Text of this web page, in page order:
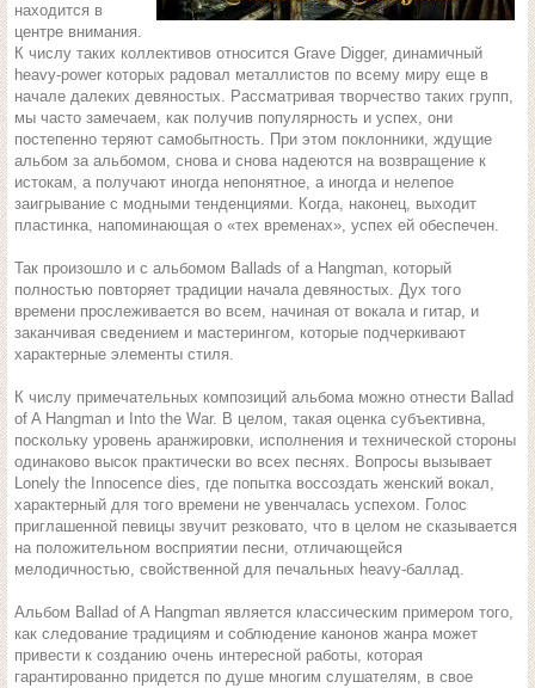
находится в
центре внимания.
К числу таких коллективов относится Grave Digger, динамичный
heavy-power которых радовал металлистов по всему миру еще в
начале далеких девяностых. Рассматривая творчество таких групп,
мы часто замечаем, как получив популярность и успех, они
постепенно теряют самобытность. При этом поклонники, ждущие
альбом за альбомом, снова и снова надеются на возвращение к
истокам, а получают иногда непонятное, а иногда и нелепое
заигрывание с модными тенденциями. Когда, наконец, выходит
пластинка, напоминающая о «тех временах», успех ей обеспечен.
Так произошло и с альбомом Ballads of a Hangman, который
полностью повторяет традиции начала девяностых. Дух того
времени прослеживается во всем, начиная от вокала и гитар, и
заканчивая сведением и мастерингом, которые подчеркивают
характерные элементы стиля.
К числу примечательных композиций альбома можно отнести Ballad
of A Hangman и Into the War. В целом, такая оценка субъективна,
поскольку уровень аранжировки, исполнения и технической стороны
одинаково высок практически во всех песнях. Вопросы вызывает
Lonely the Innocence dies, где попытка воссоздать женский вокал,
характерный для того времени не увенчалась успехом. Голос
приглашенной певицы звучит резковато, что в целом не сказывается
на положительном восприятии песни, отличающейся
мелодичностью, свойственной для печальных heavy-баллад.
Альбом Ballad of A Hangman является классическим примером того,
как следование традициям и соблюдение канонов жанра может
привести к созданию очень интересной работы, которая
гарантированно придется по душе многим слушателям, в свое